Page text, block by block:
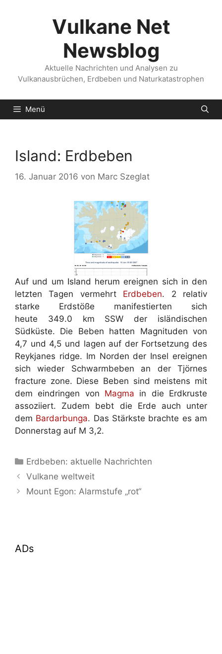
Vulkane Net
Newsblog
Aktuelle Nachrichten und Analysen zu
Vulkanausbrüchen, Erdbeben und Naturkatastrophen
Menü
Island: Erdbeben
16. Januar 2016 von Marc Szeglat
Auf und um Island herum ereignen sich in den
letzten Tagen vermehrt Erdbeben. 2 relativ
starke Erdstöße manifestierten sich
heute 349.0 km SSW der isländischen
Südküste. Die Beben hatten Magnituden von
4,7 und 4,5 und lagen auf der Fortsetzung des
Reykjanes ridge. Im Norden der Insel ereignen
sich wieder Schwarmbeben an der Tjörnes
fracture zone. Diese Beben sind meistens mit
dem eindringen von Magma in die Erdkruste
assoziiert. Zudem bebt die Erde auch unter
dem Bardarbunga. Das Stärkste brachte es am
Donnerstag auf M 3,2.
Kategorien
Erdbeben: aktuelle Nachrichten
Vulkane weltweit
Mount Egon: Alarmstufe „rot“
ADs